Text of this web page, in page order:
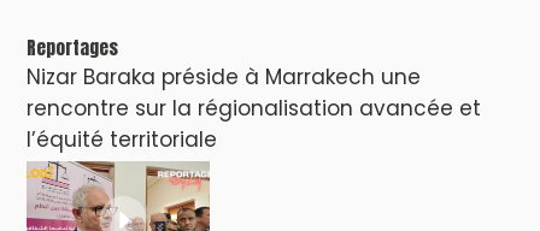
Reportages
Nizar Baraka préside à Marrakech une
rencontre sur la régionalisation avancée et
l’équité territoriale